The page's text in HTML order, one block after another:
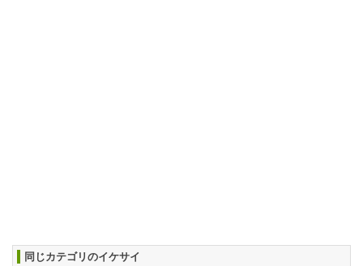
同じカテゴリのイケサイ